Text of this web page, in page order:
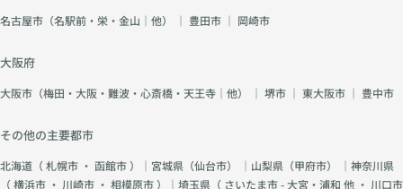
名古屋市（名駅前・栄・金山｜他） ｜ 豊田市 ｜ 岡崎市
大阪府
大阪市（梅田・大阪・難波・心斎橋・天王寺｜他） ｜ 堺市 ｜ 東大阪市 ｜ 豊中市
その他の主要都市
北海道（札幌市 ・ 函館市）｜宮城県（仙台市） ｜山梨県（甲府市） ｜神奈川県
（横浜市 ・ 川崎市 ・ 相模原市）｜埼玉県（ さいたま市 - 大宮・浦和 他 ・ 川口市